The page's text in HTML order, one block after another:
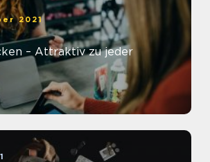
2021
– Attraktiv zu jeder